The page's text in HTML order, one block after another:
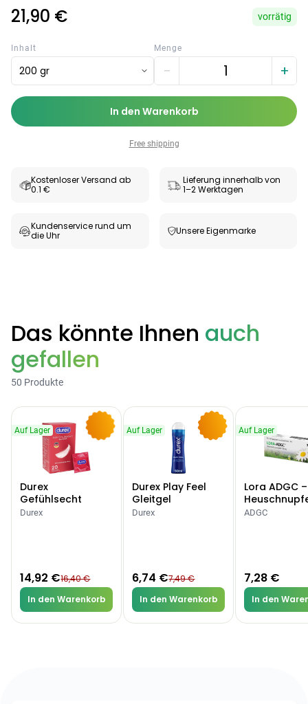
21,90 € vorrätig
Inhalt
200 gr
Menge
− +
In den Warenkorb
Free shipping
Kostenloser Versand ab
0.1 €
Lieferung innerhalb von
1–2 Werktagen
Kundenservice rund um
die Uhr
Unsere Eigenmarke
Das könnte Ihnen auch
gefallen
50 Produkte
-9%
Auf Lager
Durex
Gefühlsecht
Classic Kondome
Durex
14,92 €16,40 €
In den Warenkorb
-10%
Auf Lager
Durex Play Feel
Gleitgel
Durex
6,74 €7,49 €
In den Warenkorb
Auf Lager
Lora ADGC
Allergien
ADGC
7,28 €
In den